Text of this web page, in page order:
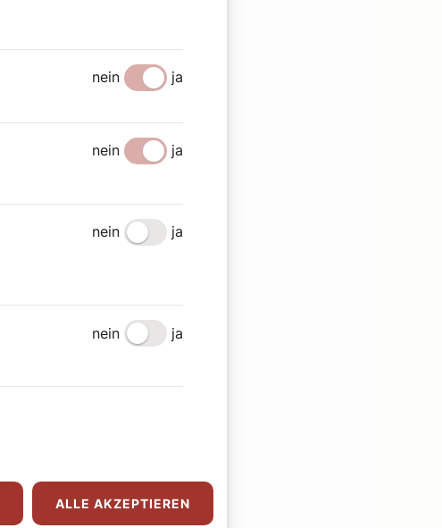
nein ja
nein
ja
nein ja
nein
ja
ALLE AKZEPTIEREN